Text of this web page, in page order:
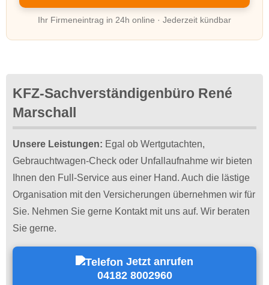
Ihr Firmeneintrag in 24h online · Jederzeit kündbar
KFZ-Sachverständigenbüro René
Marschall
Unsere Leistungen: Egal ob Wertgutachten,
Gebrauchtwagen-Check oder Unfallaufnahme wir bieten
Ihnen den Full-Service aus einer Hand. Auch die lästige
Organisation mit den Versicherungen übernehmen wir für
Sie. Nehmen Sie gerne Kontakt mit uns auf. Wir beraten
Sie gerne.
Jetzt anrufen
04182 8002960